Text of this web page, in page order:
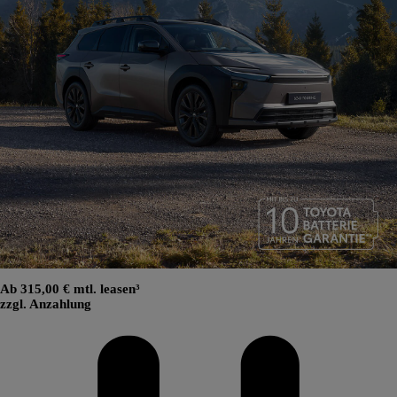
Ab 315,00 € mtl. leasen³
zzgl. Anzahlung